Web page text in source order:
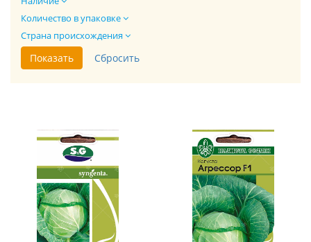
Количество в упаковке
Страна происхождения